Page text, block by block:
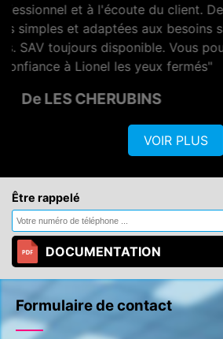
"Entreprise sérieuse et
équipe commerciale et
De AZERO
VOIR PLUS
Être rappelé
DOCUMENTATION
Formulaire de contact